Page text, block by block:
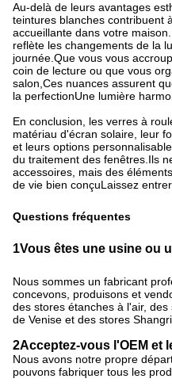
Au-delà de leurs avantages
teintures blanches contribuent
accueillante dans votre
reflète les changements de la
journée.Que vous vous
coin de lecture ou que vous
salon,Ces nuances assurent
la perfectionUne lumière
En conclusion, les verres à
matériau d'écran solaire, leur
et leurs options
du traitement des fenêtres.Ils
accessoires, mais des
de vie bien conçuLaissez
Questions fréquentes
1Vous êtes une usine ou
Nous sommes un fabricant
concevons, produisons et
des stores étanches à l'air,
de Venise et des stores
2Acceptez-vous l'OEM et
Nous avons notre propre
pouvons fabriquer tous les